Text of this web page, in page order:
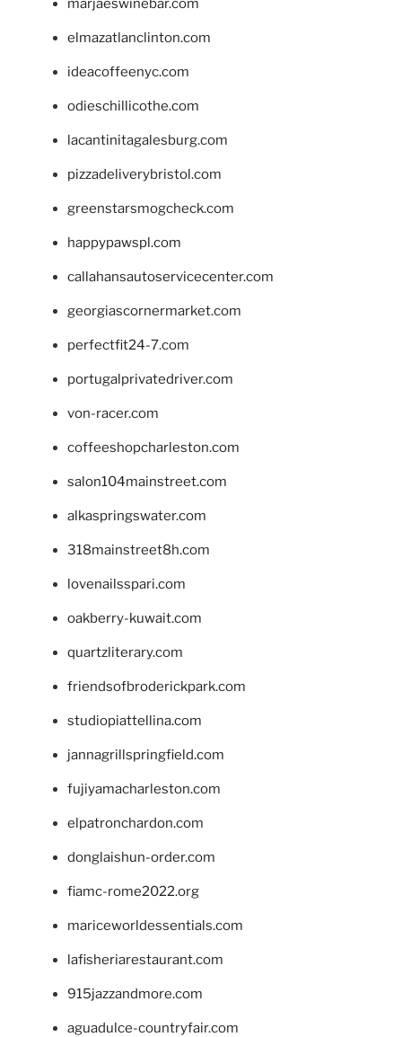
marjaeswinebar.com
elmazatlanclinton.com
ideacoffeenyc.com
odieschillicothe.com
lacantinitagalesburg.com
pizzadeliverybristol.com
greenstarsmogcheck.com
happypawspl.com
callahansautoservicecenter.com
georgiascornermarket.com
perfectfit24-7.com
portugalprivatedriver.com
von-racer.com
coffeeshopcharleston.com
salon104mainstreet.com
alkaspringswater.com
318mainstreet8h.com
lovenailsspari.com
oakberry-kuwait.com
quartzliterary.com
friendsofbroderickpark.com
studiopiattellina.com
jannagrillspringfield.com
fujiyamacharleston.com
elpatronchardon.com
donglaishun-order.com
fiamc-rome2022.org
mariceworldessentials.com
lafisheriarestaurant.com
915jazzandmore.com
aguadulce-countryfair.com